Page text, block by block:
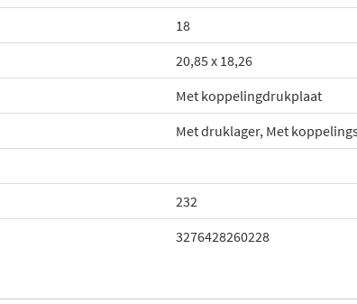
18
20,85 x 18,26
Met koppelingdrukplaat
Met druklager, Met
232
3276428260228